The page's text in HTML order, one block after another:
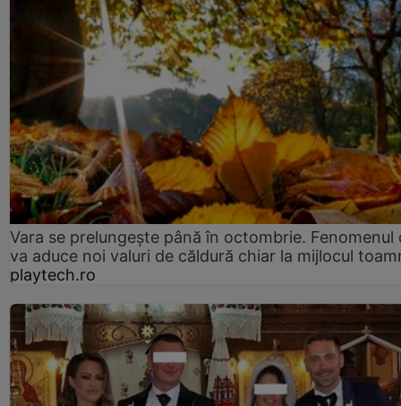
Vara se prelungeşte până în octombrie. Fenomenul
va aduce noi valuri de căldură chiar la mijlocul
playtech.ro